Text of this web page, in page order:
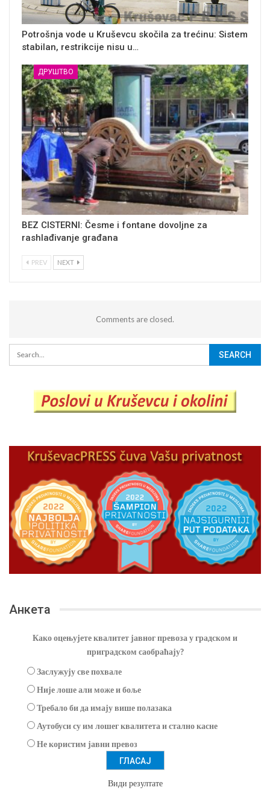
Potrošnja vode u Kruševcu skočila za trećinu: Sistem
stabilan, restrikcije nisu u…
ДРУШТВО
BEZ CISTERNI: Česme i fontane dovoljne za
rashlađivanje građana
PREV NEXT
Comments are closed.
Анкета
Како оцењујете квалитет јавног превоза у градском и
приградском саобраћају?
Заслужују све похвале
Није лоше али може и боље
Требало би да имају више полазака
Аутобуси су им лошег квалитета и стално касне
Не користим јавни превоз
Види резултате